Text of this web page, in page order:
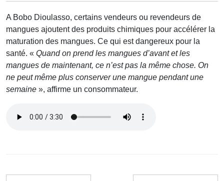
A Bobo Dioulasso, certains vendeurs ou revendeurs de
mangues ajoutent des produits chimiques pour accélérer la
maturation des mangues. Ce qui est dangereux pour la
santé. « Quand on prend les mangues d’avant et les
mangues de maintenant, ce n’est pas la même chose. On
ne peut même plus conserver une mangue pendant une
semaine », affirme un consommateur.